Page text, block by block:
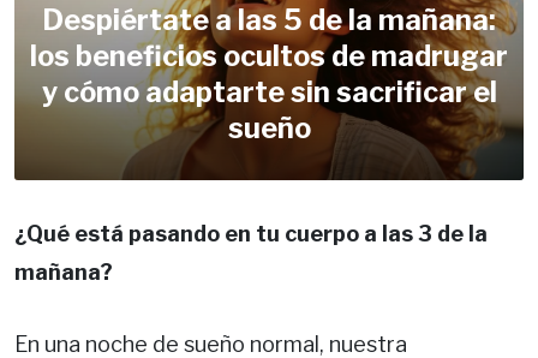
Despiértate a las 5 de la mañana:
los beneficios ocultos de madrugar
y cómo adaptarte sin sacrificar el
sueño
¿Qué está pasando en tu cuerpo a las 3 de la
mañana?
En una noche de sueño normal, nuestra